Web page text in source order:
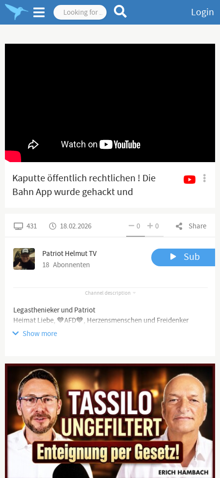
Login
Kaputte öffentlich rechtlichen ! Die
Bahn App wurde gehackt und
Share
0 0
431 18.02.2026
Patriot Helmut TV
18 Abonnenten
Sub
Channel description
Legasthenieker und Patriot
Heimat Liebe, 💙AFD💙, Herzensmenschen und Freidenker
Hasse links Grünen Faschismus und Terrorismus Welt Weit
Show more